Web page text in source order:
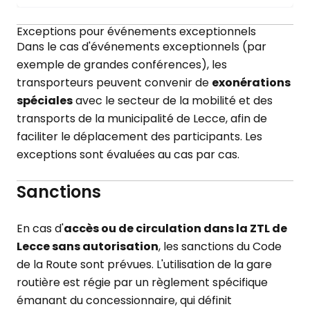
Exceptions pour événements exceptionnels
Dans le cas d'événements exceptionnels (par
exemple de grandes conférences), les
transporteurs peuvent convenir de exonérations
spécialesavec le secteur de la mobilité et des
transports de la municipalité de Lecce, afin de
faciliter le déplacement des participants. Les
exceptions sont évaluées au cas par cas.
Sanctions
En cas d'accès ou de circulation dans la ZTL de
Lecce sans autorisation, les sanctions du Code
de la Route sont prévues. L'utilisation de la gare
routière est régie par un règlement spécifique
émanant du concessionnaire, qui définit